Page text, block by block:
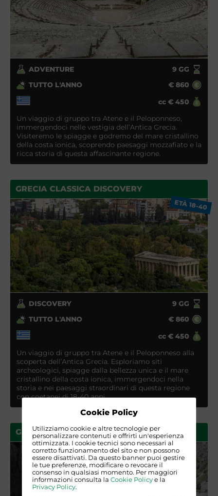
Cookie Policy
Utilizziamo cookie e altre tecnologie per
personalizzare contenuti e offrirti un'esperienza
ottimizzata. I cookie tecnici sono necessari al
corretto funzionamento del sito e non possono
essere disattivati. Da questo banner puoi gestire
le tue preferenze, modificare o revocare il
consenso in qualsiasi momento. Per maggiori
informazioni consulta la Cookie Policye la
Privacy Policy.
ADVENTURE 9GG
TUTTO L'ANNO
€ 860
cc € 450
Un viaggio di gruppo tra Atene e il Peloponneso,
immergendoci nelle vestigia dell’Antica Grecia.
Visiteremo le spiagge e godremo del mare cristallino
della costa ionica, scoprendo paesaggi mozzafiato e la
ricca storia di questa affascinante regione.
GRECIA CLASSICA DISCOVERY
ETÀ 18-40
DISCOVERY 9GG
TUTTO L'ANNO
€ 860
cc € 450
Un viaggio di gruppo tra Atene e il Peloponneso alla
scoperta dell’Antica Grecia. Esploriamo siti
archeologici, spiagge dalla bellezza unica e il mare
cristallino della costa ionica, immergendoci nella
storia e nei paesaggi straordinari di questa regione
con coetanei di 18-40 anni.
GRECIA ZAGORIA TREK